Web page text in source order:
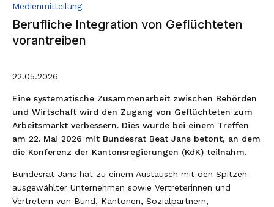
Newsletter
Aktuelle Geschäfte
Über uns
Zweck und Organisation
Plenarversammlung
Leitender Ausschuss
Europapolitik
Zusammenarbeit
Berufliche Integration von Geflüchteten
vorantreiben
Medienmitteilung
22.05.2026
Eine systematische Zusammenarbeit zwischen Behörden
und Wirtschaft wird den Zugang von Geflüchteten zum
Arbeitsmarkt verbessern. Dies wurde bei einem Treffen
am 22. Mai 2026 mit Bundesrat Beat Jans betont, an dem
die Konferenz der Kantonsregierungen (KdK) teilnahm.
Bundesrat Jans hat zu einem Austausch mit den Spitzen
ausgewählter Unternehmen sowie Vertreterinnen und
Vertretern von Bund, Kantonen, Sozialpartnern,